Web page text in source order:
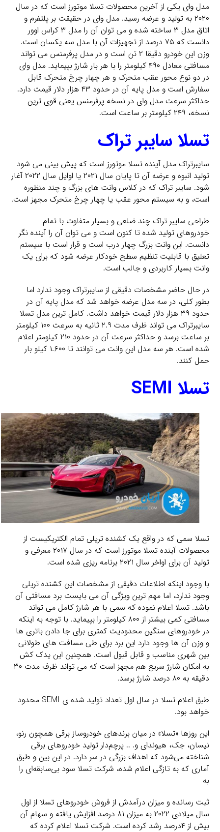
مدل وای یکی از آخرین محصولات تسلا موتورز است که در سال
۲۰۲۰ به تولید و عرضه رسید. مدل وای در حقیقت بر پلتفرم و
اتاق مدل ۳ ساخته شده و می توان آن را مدل ۳ کراس اوور
دانست که ۷۵ درصد از تجهیزات آن با مدل سه یکسان است.
وزن این خودرو دقیقا ۲ تن است و در مدل پرفرمنس می تواند
مسافتی معادل ۴۹۰ کیلومتر را با هر بار شارژ بپیماید. مدل وای
در دو نوع محور عقب متحرک و هر چهار چرخ متحرک قابل
سفارش است و مدل پایه آن در حدود ۴۳ هزار دلار قیمت دارد.
حداکثر سرعت مدل وای در نسخه پرفرمنس یعنی قوی ترین
نسخه، ۲۴۹ کیلومتر بر ساعت است.
تسلا سایبر تراک
سایبرتراک مدل آینده تسلا موتورز است که پیش بینی می شود
تولید انبوه و عرضه آن تا پایان سال ۲۰۲۱ یا اوایل سال ۲۰۲۲ آغار
شود. سایبر تراک که در کلاس وانت های بزرگ و چند منظوره
است، و به سیستم محور عقب یا چهار چرخ متحرک مجهز است.
طراحی سایبر تراک چند ضلعی و بسیار متفاوت با تمام
خودروهای تولید شده تا کنون است و می توان آن را آینده نگر
دانست. این وانت بزرگ چهار درب است و قرار است با سیستم
تعلیق با قابلیت تنظیم سطح خودکار عرضه شود که برای یک
وانت بسیار کاربردی و جالب است.
در حال حاضر مشخصات دقیقی از سایبرتراک وجود ندارد اما
بطور کلی، در سه مدل عرضه خواهد شد که مدل پایه آن در
حدود ۳۹ هزار دلار قیمت خواهد داشت. کامل ترین مدل تسلا
سایبرتراک می تواند ظرف مدت ۲.۹ ثانیه به سرعت ۱۰۰ کیلومتر
بر ساعت برسد و حداکثر سرعت آن در حدود ۲۱۰ کیلومتر اعلام
شده است. هر سه مدل این وانت می توانند تا ۱.۶۰۰ کیلو بار
حمل کنند.
تسلا SEMI
تسلا سمی که در واقع یک کشنده تریلی تمام الکتریکیست از
محصولات آینده تسلا موتورز است که در سال ۲۰۱۷ معرفی و
تولید آن برای اواخر سال ۲۰۲۱ برنامه ریزی شده است.
با وجود اینکه اطلاعات دقیقی از مشخصات این کشنده تریلی
وجود ندارد، اما مهم ترین ویژگی آن می بایست برد مسافتی آن
باشد. تسلا اعلام نموده که سمی با هر شارژ کامل می تواند
مسافتی کمی بیشتر از ۸۰۰ کیلومتر را بپیماید. با توجه به اینکه
در خودروهای سنگین محدودیت کمتری برای جا دادن باتری ها
و وزن آن ها وجود دارد این برد برای طی مسافت های طولانی
بین شهری مناسب و قابل قبول است. همچنین این یدک کش
به امکان شارژ سریع هم مجهز است که می تواند ظرف مدت ۳۰
دقیقه به ۸۰ درصد شارژ برسد.
طبق اعلام تسلا در سال اول تعداد تولید شده ی SEMI محدود
خواهد بود.
این روزها «تسلا» در میان برندهای خودروساز برقی همچون رنو،
نیسان، جک، هیوندای و. .. پرچم‌دار تولید خودرو‌های برقی
شناخته می‌شود که اهداف بزرگی در سر دارد. در این بین و طبق
آماری که به تازگی اعلام شده، شرکت تسلا سود بی‌سابقه‌ای را
به
ثبت رسانده و میزان درآمدش از فروش خودروهای تسلا از اول
سال میلادی ۲۰۲۲ به میزان ۸۱ درصد افزایش یافته و سهام آن
بیش از ۴درصد رشد کرده است. شرکت تسلا اعلام کرده که